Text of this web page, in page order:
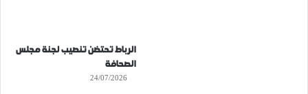
الرباط تحتضن تنصيب لجنة مجلس
الصحافة
24/07/2026